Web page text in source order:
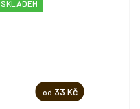
od 33 Kč
SKLADEM